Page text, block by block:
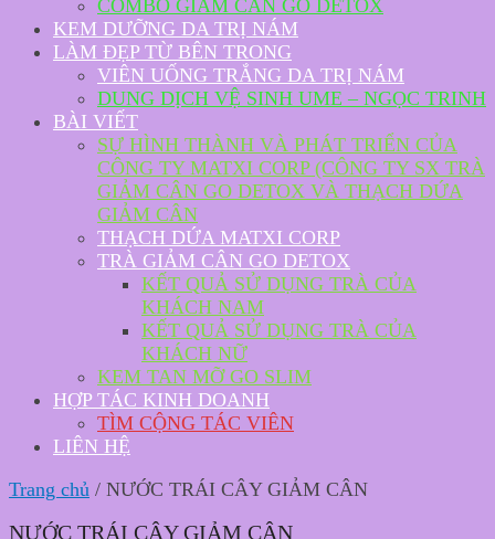
COMBO GIẢM CÂN GO DETOX
KEM DƯỠNG DA TRỊ NÁM
LÀM ĐẸP TỪ BÊN TRONG
VIÊN UỐNG TRẮNG DA TRỊ NÁM
DUNG DỊCH VỆ SINH UME – NGỌC TRINH
BÀI VIẾT
SỰ HÌNH THÀNH VÀ PHÁT TRIỂN CỦA
CÔNG TY MATXI CORP (CÔNG TY SX TRÀ
GIẢM CÂN GO DETOX VÀ THẠCH DỨA
GIẢM CÂN
THẠCH DỨA MATXI CORP
TRÀ GIẢM CÂN GO DETOX
KẾT QUẢ SỬ DỤNG TRÀ CỦA
KHÁCH NAM
KẾT QUẢ SỬ DỤNG TRÀ CỦA
KHÁCH NỮ
KEM TAN MỠ GO SLIM
HỢP TÁC KINH DOANH
TÌM CỘNG TÁC VIÊN
LIÊN HỆ
Trang chủ / NƯỚC TRÁI CÂY GIẢM CÂN
NƯỚC TRÁI CÂY GIẢM CÂN